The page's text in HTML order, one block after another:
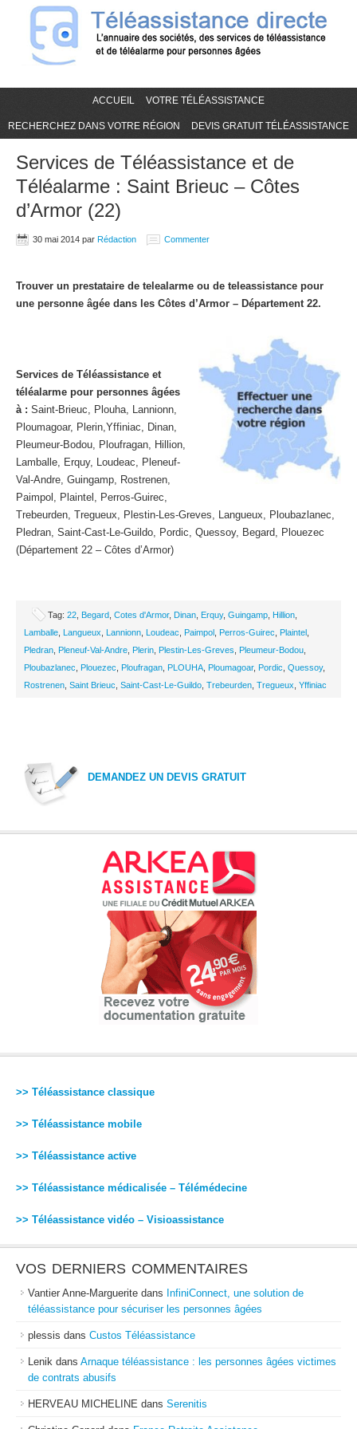
ACCUEIL VOTRE TÉLÉASSISTANCE
RECHERCHEZ DANS VOTRE RÉGION DEVIS GRATUIT TÉLÉASSISTANCE
Services de Téléassistance et de
Téléalarme : Saint Brieuc – Côtes
d’Armor (22)
30 mai 2014 par Rédaction Commenter
Trouver un prestataire de telealarme ou de teleassistance pour
une personne âgée dans les Côtes d’Armor – Département 22.
Services de Téléassistance et
téléalarme pour personnes âgées
à : Saint-Brieuc, Plouha, Lannionn,
Ploumagoar, Plerin,Yffiniac, Dinan,
Pleumeur-Bodou, Ploufragan, Hillion,
Lamballe, Erquy, Loudeac, Pleneuf-
Val-Andre, Guingamp, Rostrenen,
Paimpol, Plaintel, Perros-Guirec,
Trebeurden, Tregueux, Plestin-Les-Greves, Langueux, Ploubazlanec,
Pledran, Saint-Cast-Le-Guildo, Pordic, Quessoy, Begard, Plouezec
(Département 22 – Côtes d’Armor)
Tag: 22 Begard Cotes d'Armor, Dinan Erquy, Guingamp Hillion
Lamballe Langueux Lannionn Loudeac Paimpol Perros-Guirec Plaintel
Pledran Pleneuf-Val-Andre Plerin Plestin-Les-Greves Pleumeur-Bodou
Ploubazlanec
Plouezec Ploufragan PLOUHA Ploumagoar, Pordic Quessoy,
Rostrenen Saint Brieuc Saint-Cast-Le-Guildo Trebeurden Tregueux Yffiniac
DEMANDEZ UN DEVIS GRATUIT
>> Téléassistance classique
>> Téléassistance mobile
>> Téléassistance active
>> Téléassistance médicalisée – Télémédecine
>> Téléassistance vidéo – Visioassistance
VOS DERNIERS COMMENTAIRES
Vantier Anne-Marguerite dans InfiniConnect, une solution de
téléassistance pour sécuriser les personnes âgées
plessis dans Custos Téléassistance
Lenik dans Arnaque téléassistance : les personnes âgées victimes
de contrats abusifs
HERVEAU MICHELINE dans Serenitis